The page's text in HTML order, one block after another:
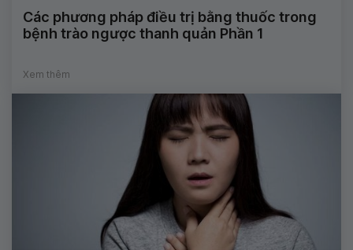
Các phương pháp điều trị bằng thuốc trong
bệnh trào ngược thanh quản Phần 1
Xem thêm